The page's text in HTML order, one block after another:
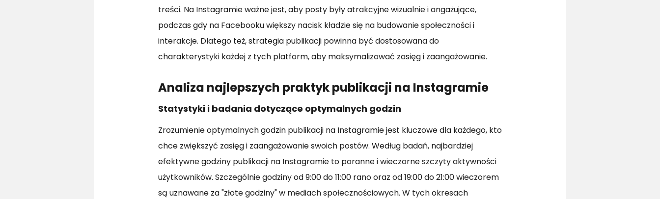
treści. Na Instagramie ważne jest, aby posty były atrakcyjne wizualnie i angażujące,
podczas gdy na Facebooku większy nacisk kładzie się na budowanie społeczności i
interakcje. Dlatego też, strategia publikacji powinna być dostosowana do
charakterystyki każdej z tych platform, aby maksymalizować zasięg i zaangażowanie.
Analiza najlepszych praktyk publikacji na Instagramie
Statystyki i badania dotyczące optymalnych godzin
Zrozumienie optymalnych godzin publikacji na Instagramie jest kluczowe dla każdego, kto
chce zwiększyć zasięg i zaangażowanie swoich postów. Według badań, najbardziej
efektywne godziny publikacji na Instagramie to poranne i wieczorne szczyty aktywności
użytkowników. Szczególnie godziny od 9:00 do 11:00 rano oraz od 19:00 do 21:00 wieczorem
są uznawane za "złote godziny" w mediach społecznościowych. W tych okresach